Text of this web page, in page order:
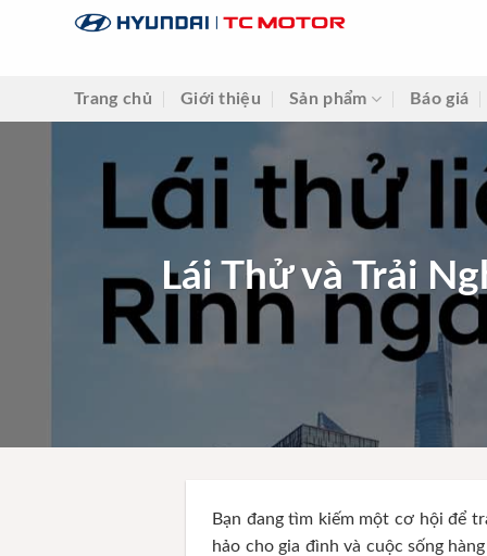
Trang chủ Giới thiệu Sản phẩm Báo giá
Lái Thử và Trải
Bạn đang tìm kiếm một cơ hội để
hảo cho gia đình và cuộc sống